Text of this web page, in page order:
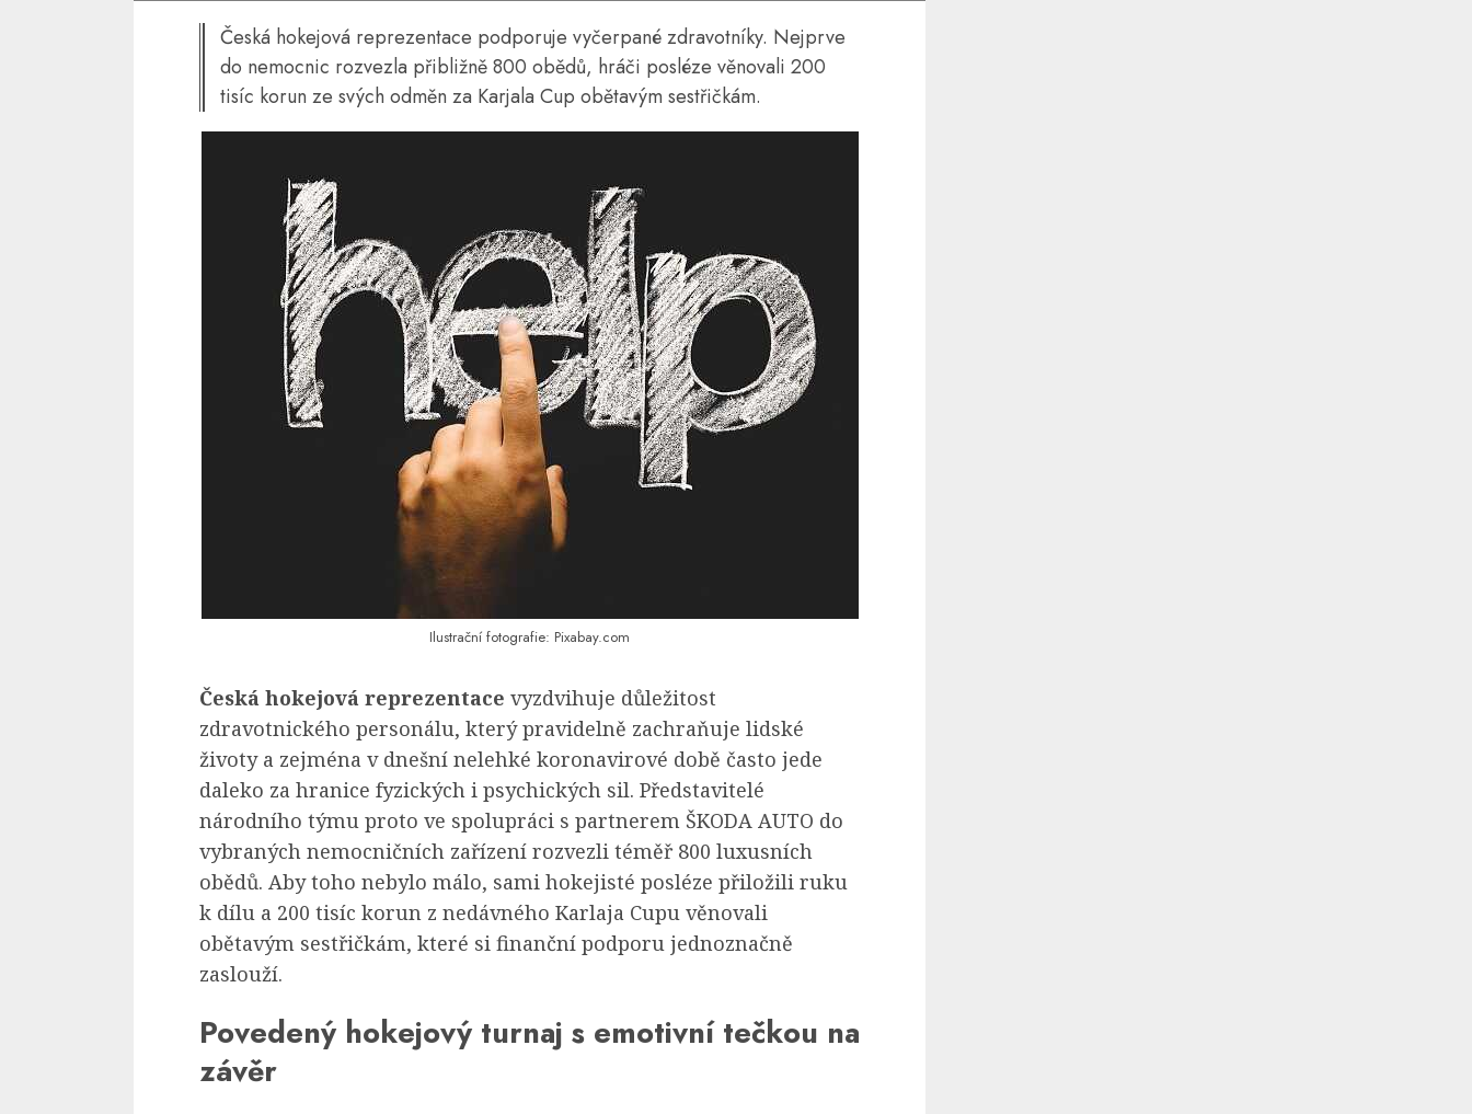
Česká hokejová reprezentace podporuje vyčerpané zdravotníky. Nejprve
do nemocnic rozvezla přibližně 800 obědů, hráči posléze věnovali 200
tisíc korun ze svých odměn za Karjala Cup obětavým sestřičkám.
Ilustrační fotografie: Pixabay.com
Česká hokejová reprezentace vyzdvihuje důležitost
zdravotnického personálu, který pravidelně zachraňuje lidské
životy a zejména v dnešní nelehké koronavirové době často jede
daleko za hranice fyzických i psychických sil. Představitelé
národního týmu proto ve spolupráci s partnerem ŠKODA AUTO do
vybraných nemocničních zařízení rozvezli téměř 800 luxusních
obědů. Aby toho nebylo málo, sami hokejisté posléze přiložili ruku
k dílu a 200 tisíc korun z nedávného Karlaja Cupu věnovali
obětavým sestřičkám, které si finanční podporu jednoznačně
zaslouží.
Povedený hokejový turnaj s emotivní tečkou na
závěr